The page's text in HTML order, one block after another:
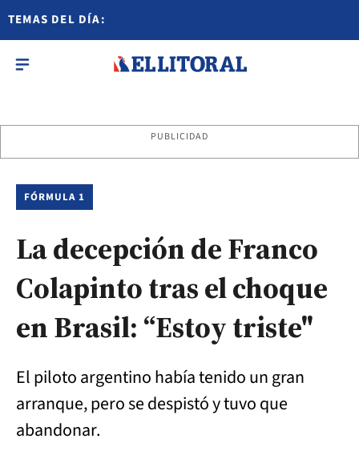
TEMAS DEL DÍA:
PUBLICIDAD
FÓRMULA 1
La decepción de Franco
Colapinto tras el choque
en Brasil: “Estoy triste"
El piloto argentino había tenido un gran
arranque, pero se despistó y tuvo que
abandonar.